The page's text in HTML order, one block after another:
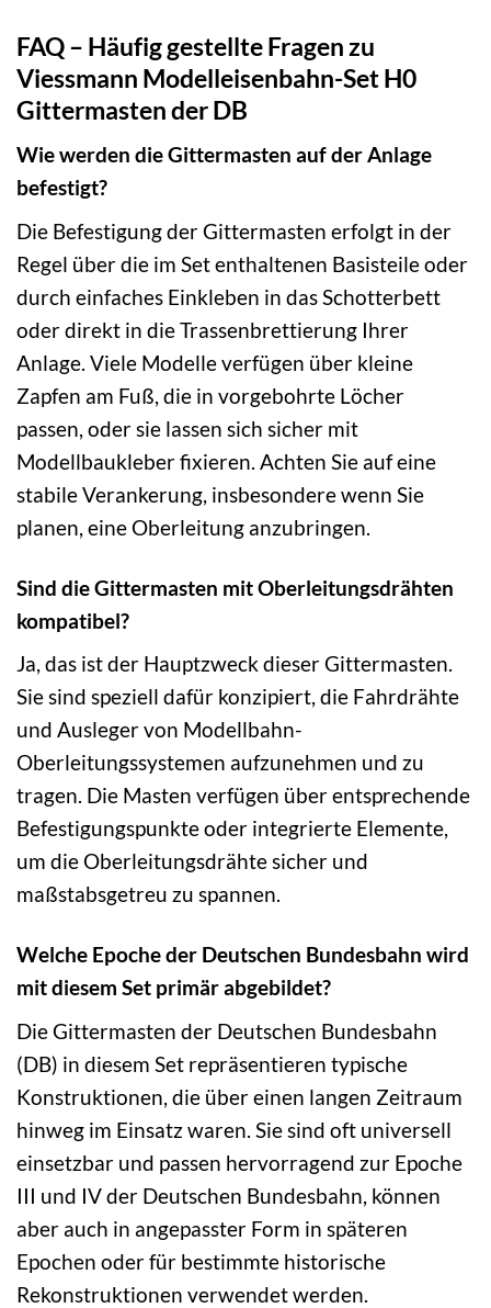
FAQ – Häufig gestellte Fragen zu
Viessmann Modelleisenbahn-Set H0
Gittermasten der DB
Wie werden die Gittermasten auf der Anlage
befestigt?
Die Befestigung der Gittermasten erfolgt in der
Regel über die im Set enthaltenen Basisteile oder
durch einfaches Einkleben in das Schotterbett
oder direkt in die Trassenbrettierung Ihrer
Anlage. Viele Modelle verfügen über kleine
Zapfen am Fuß, die in vorgebohrte Löcher
passen, oder sie lassen sich sicher mit
Modellbaukleber fixieren. Achten Sie auf eine
stabile Verankerung, insbesondere wenn Sie
planen, eine Oberleitung anzubringen.
Sind die Gittermasten mit Oberleitungsdrähten
kompatibel?
Ja, das ist der Hauptzweck dieser Gittermasten.
Sie sind speziell dafür konzipiert, die Fahrdrähte
und Ausleger von Modellbahn-
Oberleitungssystemen aufzunehmen und zu
tragen. Die Masten verfügen über entsprechende
Befestigungspunkte oder integrierte Elemente,
um die Oberleitungsdrähte sicher und
maßstabsgetreu zu spannen.
Welche Epoche der Deutschen Bundesbahn wird
mit diesem Set primär abgebildet?
Die Gittermasten der Deutschen Bundesbahn
(DB) in diesem Set repräsentieren typische
Konstruktionen, die über einen langen Zeitraum
hinweg im Einsatz waren. Sie sind oft universell
einsetzbar und passen hervorragend zur Epoche
III und IV der Deutschen Bundesbahn, können
aber auch in angepasster Form in späteren
Epochen oder für bestimmte historische
Rekonstruktionen verwendet werden.